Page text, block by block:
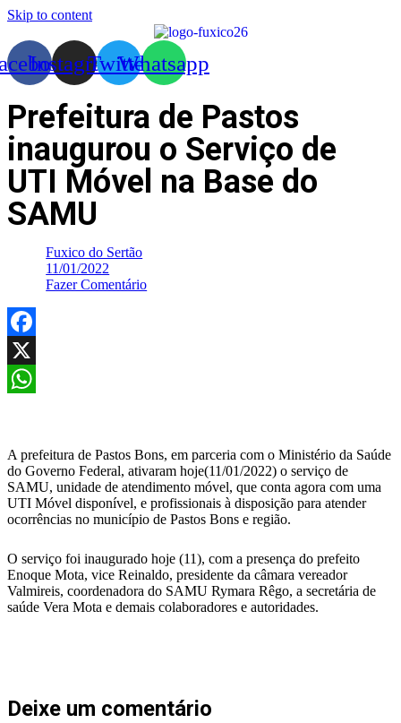
Skip to content
InstagramTwitterWhatsapp
Prefeitura de Pastos
inaugurou o Serviço de
UTI Móvel na Base do
SAMU
Fuxico do Sertão
11/01/2022
Fazer Comentário
Facebook
X
A prefeitura de Pastos Bons, em parceria com o Ministério da Saúde
do Governo Federal, ativaram hoje(11/01/2022) o serviço de
SAMU, unidade de atendimento móvel, que conta agora com uma
UTI Móvel disponível, e profissionais à disposição para atender
ocorrências no município de Pastos Bons e região.
O serviço foi inaugurado hoje (11), com a presença do prefeito
Enoque Mota, vice Reinaldo, presidente da câmara vereador
Valmireis, coordenadora do SAMU Rymara Rêgo, a secretária de
saúde Vera Mota e demais colaboradores e autoridades.
Deixe um comentário